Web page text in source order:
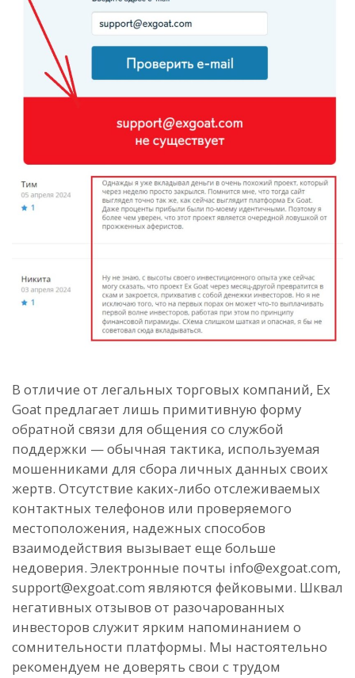
В отличие от легальных торговых компаний, Ex
Goat предлагает лишь примитивную форму
обратной связи для общения со службой
поддержки — обычная тактика, используемая
мошенниками для сбора личных данных своих
жертв. Отсутствие каких-либо отслеживаемых
контактных телефонов или проверяемого
местоположения, надежных способов
взаимодействия вызывает еще больше
недоверия. Электронные почты info@exgoat.com,
support@exgoat.com являются фейковыми. Шквал
негативных отзывов от разочарованных
инвесторов служит ярким напоминанием о
сомнительности платформы. Мы настоятельно
рекомендуем не доверять свои с трудом